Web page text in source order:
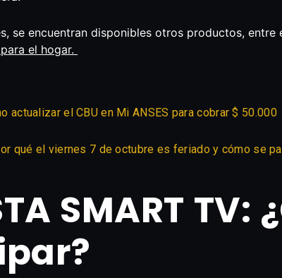
se encuentran disponibles otros productos, entre
el hogar.
actualizar el CBU en Mi ANSES para cobrar $ 50.000
qué el viernes 7 de octubre es feriado y cómo se
SMART